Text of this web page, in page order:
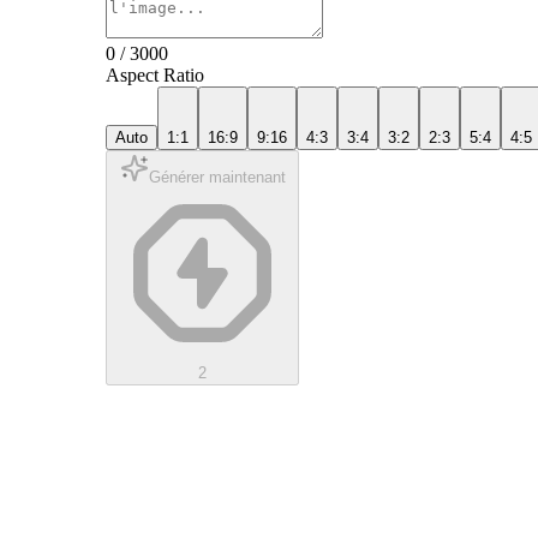
0 /3000
Aspect Ratio
Auto 1:1 16:9 9:16 4:3 3:4 3:2 2:3 5:4 4:5
Générer maintenant
2